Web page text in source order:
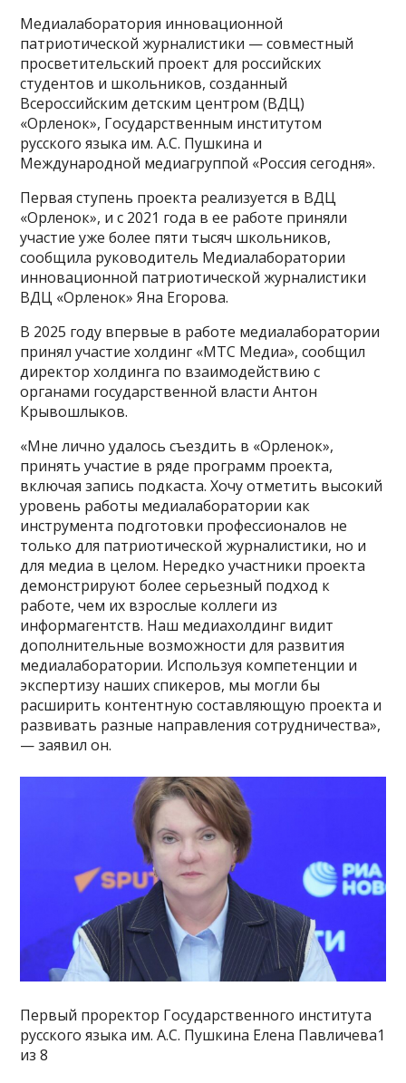
Медиалаборатория инновационной
патриотической журналистики — совместный
просветительский проект для российских
студентов и школьников, созданный
Всероссийским детским центром (ВДЦ)
«Орленок», Государственным институтом
русского языка им. А.С. Пушкина и
Международной медиагруппой «Россия сегодня».
Первая ступень проекта реализуется в ВДЦ
«Орленок», и с 2021 года в ее работе приняли
участие уже более пяти тысяч школьников,
сообщила руководитель Медиалаборатории
инновационной патриотической журналистики
ВДЦ «Орленок» Яна Егорова.
В 2025 году впервые в работе медиалаборатории
принял участие холдинг «МТС Медиа», сообщил
директор холдинга по взаимодействию с
органами государственной власти Антон
Крывошлыков.
«Мне лично удалось съездить в «Орленок»,
принять участие в ряде программ проекта,
включая запись подкаста. Хочу отметить высокий
уровень работы медиалаборатории как
инструмента подготовки профессионалов не
только для патриотической журналистики, но и
для медиа в целом. Нередко участники проекта
демонстрируют более серьезный подход к
работе, чем их взрослые коллеги из
информагентств. Наш медиахолдинг видит
дополнительные возможности для развития
медиалаборатории. Используя компетенции и
экспертизу наших спикеров, мы могли бы
расширить контентную составляющую проекта и
развивать разные направления сотрудничества»,
— заявил он.
Первый проректор Государственного института
русского языка им. А.С. Пушкина Елена Павличева1
из 8